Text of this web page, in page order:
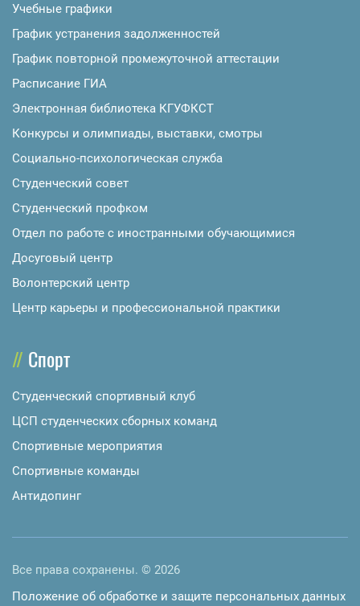
Учебные графики
График устранения задолженностей
График повторной промежуточной аттестации
Расписание ГИА
Электронная библиотека КГУФКСТ
Конкурсы и олимпиады, выставки, смотры
Социально-психологическая служба
Студенческий совет
Студенческий профком
Отдел по работе с иностранными обучающимися
Досуговый центр
Волонтерский центр
Центр карьеры и профессиональной практики
Спорт
Студенческий спортивный клуб
ЦСП студенческих сборных команд
Спортивные мероприятия
Спортивные команды
Антидопинг
Все права сохранены. © 2026
Положение об обработке и защите персональных данных